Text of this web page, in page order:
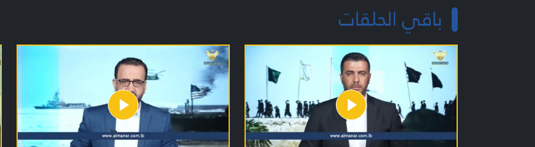
باقي الحلقات